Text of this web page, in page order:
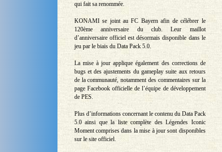
qui fait sa renommée.
KONAMI se joint au FC Bayern afin de célébrer le
120ème anniversaire du club. Leur maillot
d’anniversaire officiel est désormais disponible dans le
jeu par le biais du Data Pack 5.0.
La mise à jour applique également des corrections de
bugs et des ajustements du gameplay suite aux retours
de la communauté, notamment des commentaires sur la
page Facebook officielle de l’équipe de développement
de PES.
Plus d’informations concernant le contenu du Data Pack
5.0 ainsi que la liste complète des Légendes Iconic
Moment comprises dans la mise à jour sont disponibles
sur le site officiel.